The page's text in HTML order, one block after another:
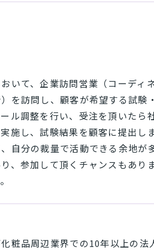
いて、企業訪問営業（コーディ
を訪問し、顧客が希望する試験
ル調整を行い、受注を頂いたら
施し、試験結果を顧客に提出し
自分の裁量で活動できる余地が
、参加して頂くチャンスもあり
化粧品周辺業界での10年以上の